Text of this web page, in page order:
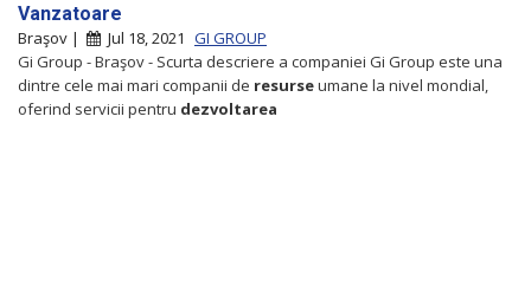
Vanzatoare
Braşov | Jul 18, 2021 GI GROUP
Gi Group - Braşov - Scurta descriere a companiei Gi Group este una
dintre cele mai mari companii de resurseumane la nivel mondial,
oferind servicii pentru dezvoltarea